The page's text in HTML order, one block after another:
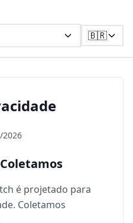
🇧🇷
2026
é projetado para
Coletamos